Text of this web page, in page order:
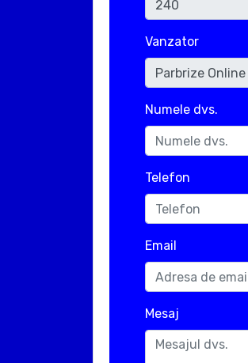
Vanzator
Numele dvs.
Telefon
Email
Mesaj